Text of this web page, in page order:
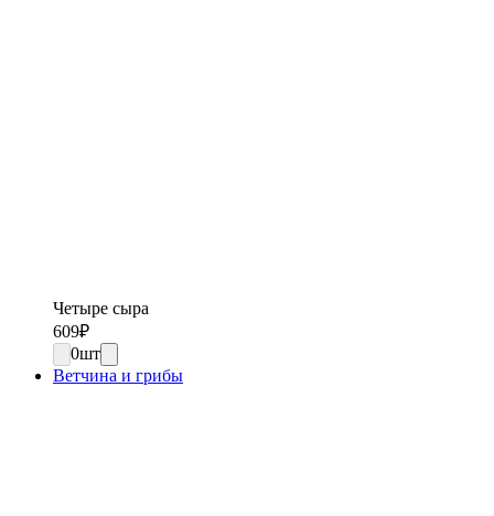
Четыре сыра
609₽
0шт
Ветчина и грибы